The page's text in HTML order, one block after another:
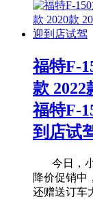
福特F-
款 2022
福特F-
到店试
今日，小
降价促销中
还赠送订车